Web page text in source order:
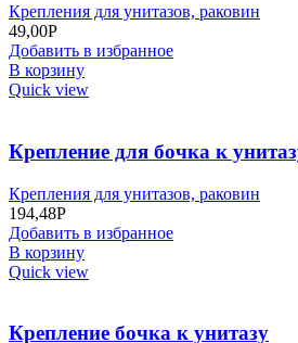
Крепления для унитазов, раковин
49,00Р
Добавить в избранное
В корзину
Quick view
Крепление для бочка к
Крепления для унитазов, раковин
194,48Р
Добавить в избранное
В корзину
Quick view
Крепление бочка к унитазу